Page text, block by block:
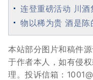
连登重磅活动 川酒
物以稀为贵 酒是陈
本站部分图片和稿件
于作者本人，如有侵
理。投诉信箱：